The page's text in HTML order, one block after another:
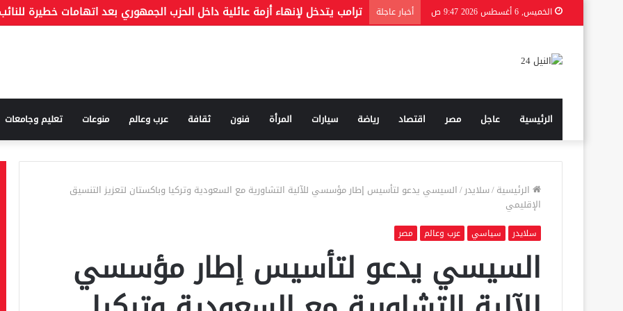
الخميس, 6 أغسطس 2026 9:47 ص أخبار عاجلة
الرئيسية عاجل مصر اقتصاد رياضة سيارات المرأة فنون ثقافة عرب وعالم منوعات تعليم وجامعات
الرئيسية/سلايدر/السيسي يدعو لتأسيس إطار مؤسسي للآلية التشاورية مع السعودية وتركيا وباكستان لتعزيز التنسيق
الإقليمي
سلايدر سياسي عرب وعالم مصر
السيسي يدعو لتأسيس إطار مؤسسي